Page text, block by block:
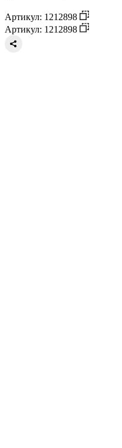
Артикул: 1212898
Артикул: 1212898